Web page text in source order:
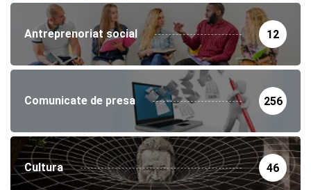
Antreprenoriat social 12
Comunicate de presa 256
Cultura 46